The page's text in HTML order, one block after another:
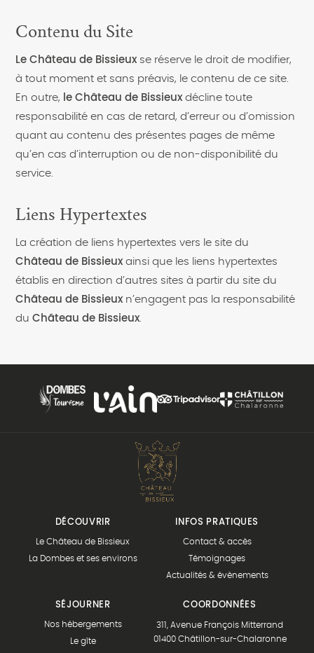
Contenu du Site
Le Château de Bissieux se réserve le droit de modifier,
à tout moment et sans préavis, le contenu de ce site.
En outre, le Château de Bissieux décline toute
responsabilité en cas de retard, d’erreur ou d’omission
quant au contenu des présentes pages de même
qu’en cas d’interruption ou de non-disponibilité du
service.
Liens Hypertextes
La création de liens hypertextes vers le site du
Château de Bissieux ainsi que les liens hypertextes
établis en direction d’autres sites à partir du site du
Château de Bissieux n’engagent pas la responsabilité
duChâteau de Bissieux
DÉCOUVRIR
Le Château de Bissieux
La Dombes et ses environs
INFOS PRATIQUES
Contact & accès
Témoignages
Actualités & évènements
SÉJOURNER
Nos hébergements
Le gîte
COORDONNÉES
311, Avenue François Mitterrand
01400 Châtillon-sur-Chalaronne